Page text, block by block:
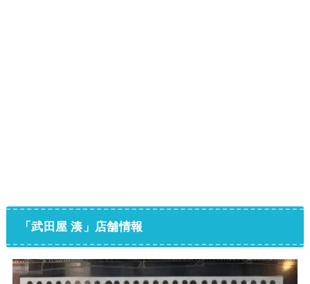
「武田屋 湊」店舗情報